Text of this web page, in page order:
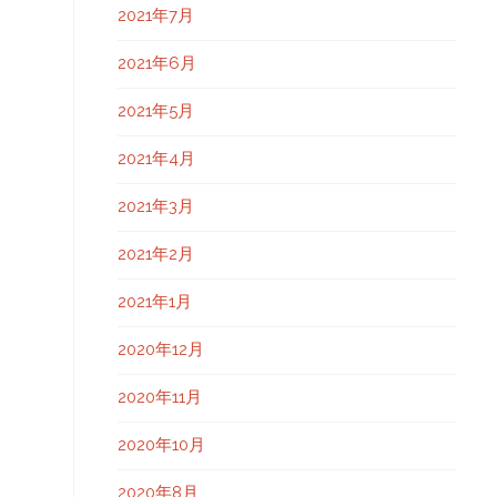
2021年7月
2021年6月
2021年5月
2021年4月
2021年3月
2021年2月
2021年1月
2020年12月
2020年11月
2020年10月
2020年8月